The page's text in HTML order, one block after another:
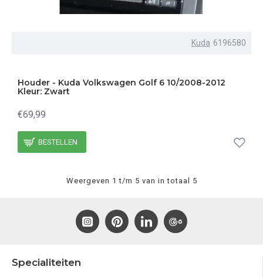
Kuda 6196580
Houder - Kuda Volkswagen Golf 6 10/2008-2012
Kleur: Zwart
€69,99
BESTELLEN
Weergeven 1 t/m 5 van in totaal 5
Specialiteiten